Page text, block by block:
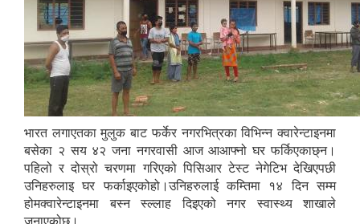
भारत लगाएतका मुलुक बाट फर्केर नगरभित्रका विभिन्न क्वारेन्टाइनमा
बसेका २ सय ४२ जना नगरवासी आज आआफ्नो घर फर्किएकाछ्न।
पहिलो र दोस्रो चरणमा गरिएको पिसिआर टेस्ट नेगेटिभ देखिएपछी
उनिहरुलाइ घर फर्काइएकोहो।उनिहरुलाई कम्तिमा १४ दिन सम्म
होमक्वारेन्टाइनमा बस्न स्ल्लाह दिइएको नगर स्वास्थ्य शाखाले